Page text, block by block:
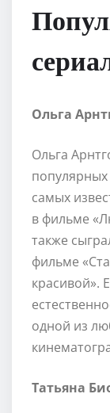
Ольга
Ольга
самых
в фильме
также
фильме
красивой».
одной из
Татьяна